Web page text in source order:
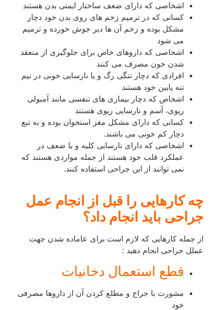
اشخاصی که دارای ضعف ساختار ایمنی بدن هستند
کسانی که در ترمیم زخم های روی بدن خود دچار
مشکل بوده و زخم آن ها دیر جوش خورده و ترمیم
می شود
اشخاصی که داروهای خاص برای جلوگیری از منعقد
شدن خون مصرف می کنند
افرادی که دچار تنگی رگ و یا نارسایی خونی در نیم
تنه پایین خود هستند
اشخاص که دچار بیماری های تنفسی مانند آمبولی
ریوی، آسم و نارسایی ریوی هستند
کسانی که دارای مشکل مغز استخوان بوده و به تبع
دچار کم خونی می باشند.
اشخاصی که دارای نارسایی کلیه و یا ضعف در
عملکرد قلب خود هستند از جمله مواردی هستند که
نمی توانند از این جراحی استفاده کنند.
چه کارهایی را قبل از انجام عمل
جراحی باید انجام داد؟
از جمله کارهایی که لازم است برای عاماده شدن جهت
عملل جراحی انجام دهید :
قطع استعمال دخانیات
مشورت با جراح و مطلع کردن آن از داروها مصرفی
خود